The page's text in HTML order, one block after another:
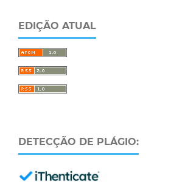
EDIÇÃO ATUAL
DETECÇÃO DE PLÁGIO: